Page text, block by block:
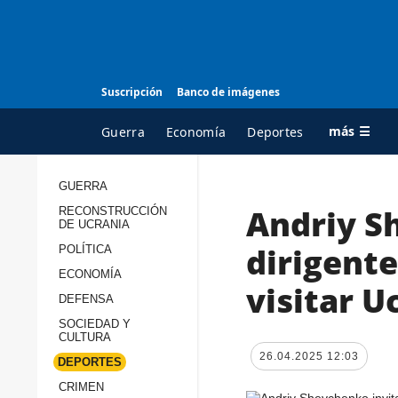
Suscripción Banco de imágenes
Guerra Economía Deportes más ☰
TODAS LAS
Reconstrucción de
GUERRA
RECONSTRUCCIÓN
DE UCRANIA
POLÍTICA
ECONOMÍA
DEFENSA
SOCIEDAD Y
CULTURA
DEPORTES
CRIMEN
Andriy
visitar
26.04.2025 12:03